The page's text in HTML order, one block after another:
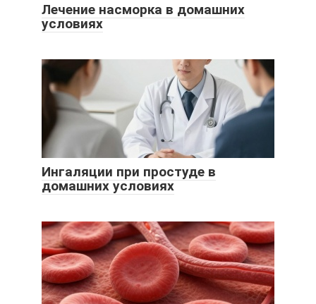
Лечение насморка в домашних
условиях
Ингаляции при простуде в
домашних условиях